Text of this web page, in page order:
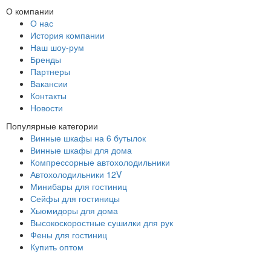
О компании
О нас
История компании
Наш шоу-рум
Бренды
Партнеры
Вакансии
Контакты
Новости
Популярные категории
Винные шкафы на 6 бутылок
Винные шкафы для дома
Компрессорные автохолодильники
Автохолодильники 12V
Минибары для гостиниц
Сейфы для гостиницы
Хьюмидоры для дома
Высокоскоростные сушилки для рук
Фены для гостиниц
Купить оптом